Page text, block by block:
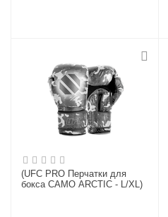
(UFC PRO Перчатки для
бокса CAMO ARCTIC - L/XL)